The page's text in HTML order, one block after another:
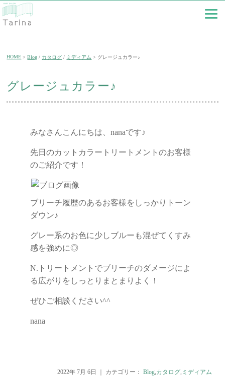
HOME Blog / カタログ / ミディアム グレージュカラー♪
グレージュカラー♪
みなさんこんにちは、nanaです♪
先日のカットカラートリートメントのお客様
のご紹介です！
ブリーチ履歴のあるお客様をしっかりトーン
ダウン♪
グレー系のお色に少しブルーも混ぜてくすみ
感を強めに◎
N.トリートメントでブリーチのダメージによ
る広がりをしっとりまとまりよく！
ぜひご相談ください^^
nana
2022年 7月 6日 ｜ カテゴリー： Blog,カタログ, ミディアム